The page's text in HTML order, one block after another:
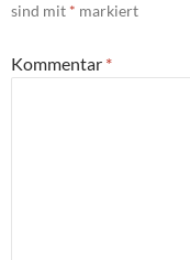
sind mit * markiert
Kommentar *